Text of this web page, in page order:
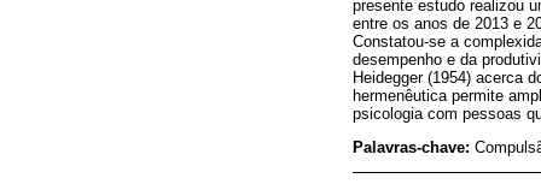
presente estudo realizou
entre os anos de 2013 e
Constatou-se a
desempenho e da
Heidegger (1954) acerca
hermenêutica permite
psicologia com pessoas
Palavras-chave: